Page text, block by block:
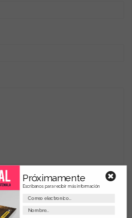
Próximamente
Escribanos para recibir más información